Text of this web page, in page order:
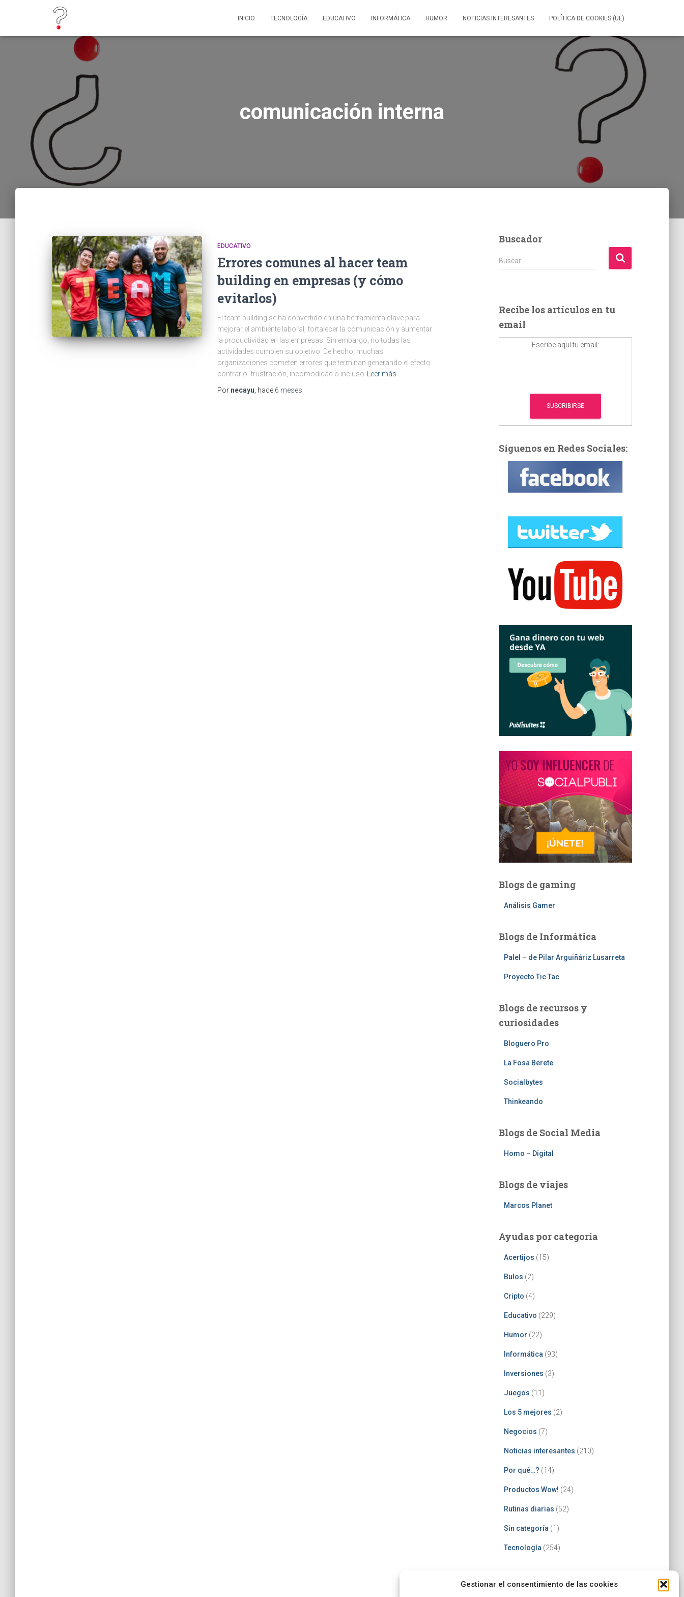
Gestionar el consentimiento de las cookies
INICIO TECNOLOGÍA EDUCATIVO INFORMÁTICA HUMOR NOTICIAS INTERESANTES POLÍTICA DE COOKIES (UE)
comunicación interna
EDUCATIVO
Errores comunes al hacer team
building en empresas (y cómo
evitarlos)
El team building se ha convertido en una herramienta clave para
mejorar el ambiente laboral, fortalecer la comunicación y aumentar
la productividad en las empresas. Sin embargo, no todas las
actividades cumplen su objetivo. De hecho, muchas
organizaciones cometen errores que terminan generando el efecto
contrario: frustración, incomodidad o incluso
Leer más
Por necayu , hace 6 meses
Buscador
B
u
r
:
Buscar …
Recibe los artículos en tu
email
Escribe aquí tu email:
Síguenos en Redes Sociales:
Blogs de gaming
Análisis Gamer
Blogs de Informática
Palel – de Pilar Arguiñáriz Lusarreta
Proyecto Tic Tac
Blogs de recursos y
curiosidades
Bloguero Pro
La Fosa Berete
Socialbytes
Thinkeando
Blogs de Social Media
Homo – Digital
Blogs de viajes
Marcos Planet
Ayudas por categoría
Acertijos (15)
Bulos (2)
Cripto (4)
Educativo (229)
Humor (22)
Informática(93)
Inversiones (3)
Juegos (11)
Los 5 mejores (2)
Negocios (7)
Noticias interesantes (210)
Por qué…? (14)
Productos Wow! (24)
Rutinas diarias (52)
Sin categoría(1)
Tecnología(254)